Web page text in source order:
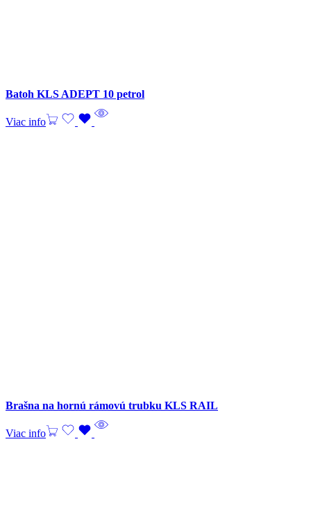
Batoh KLS ADEPT 10 petrol
Viac info
Brašna na hornú rámovú trubku KLS RAIL
Viac info